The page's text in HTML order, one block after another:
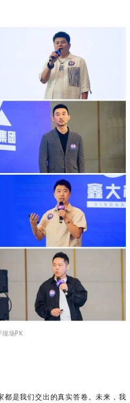
场PK
都是我们交出的真实答卷。未来，我